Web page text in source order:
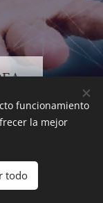
funcionamiento
la mejor
todo